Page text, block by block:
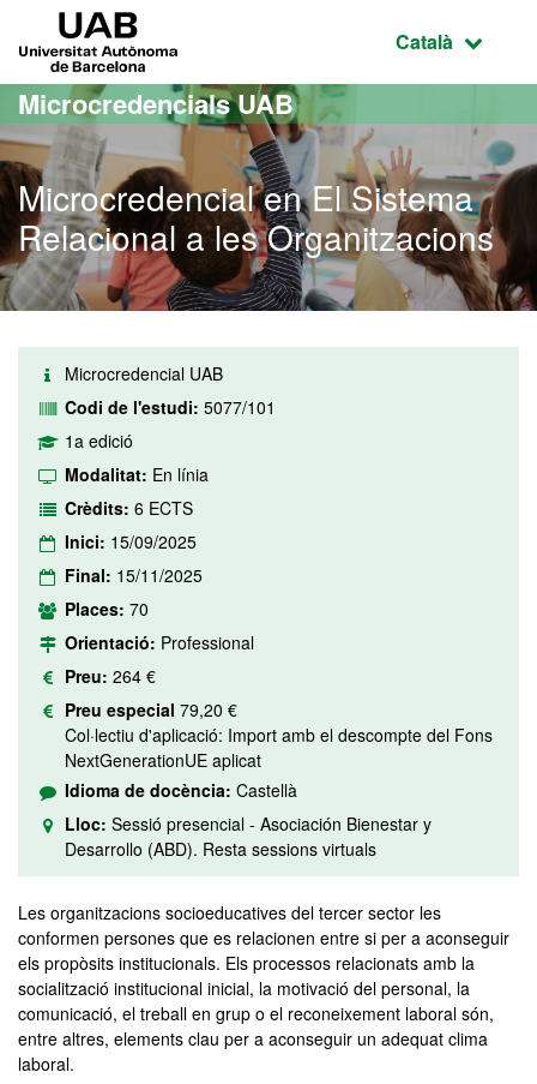
Ves al contingut principal
Ves a la navegació de la pàgina
Idioma
Català
Microcredencials UAB
Microcredencial en El Sistema
Relacional a les Organitzacions
Microcredencial UAB
Codi de l'estudi: 5077/101
1a edició
Modalitat: En línia
Crèdits: 6 ECTS
Inici: 15/09/2025
Final: 15/11/2025
Places: 70
Orientació: Professional
Preu: 264 €
Preu especial 79,20 €
Col·lectiu d'aplicació: Import amb el descompte del Fons
NextGenerationUE aplicat
Idioma de docència: Castellà
Lloc: Sessió presencial - Asociación Bienestar y
Desarrollo (ABD). Resta sessions virtuals
Les organitzacions socioeducatives del tercer sector les
conformen persones que es relacionen entre si per a aconseguir
els propòsits institucionals. Els processos relacionats amb la
socialització institucional inicial, la motivació del personal, la
comunicació, el treball en grup o el reconeixement laboral són,
entre altres, elements clau per a aconseguir un adequat clima
laboral.